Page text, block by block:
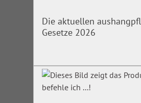
Die aktuellen
Gesetze 2026